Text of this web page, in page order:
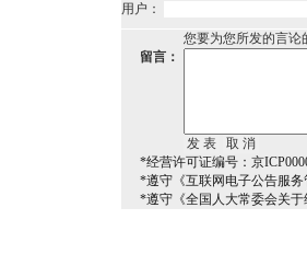
用户：
您要为您所发的言论
留言：
*经营许可证编号：京
*遵守《互联网电子公告服务
*遵守《全国人大常委会关于